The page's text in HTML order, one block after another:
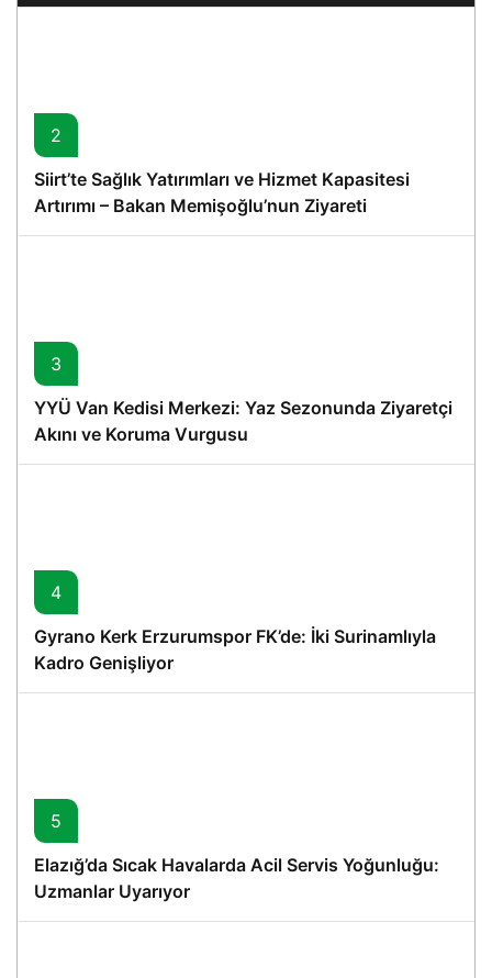
2
Siirt’te Sağlık Yatırımları ve Hizmet Kapasitesi
Artırımı – Bakan Memişoğlu’nun Ziyareti
3
YYÜ Van Kedisi Merkezi: Yaz Sezonunda Ziyaretçi
Akını ve Koruma Vurgusu
4
Gyrano Kerk Erzurumspor FK’de: İki Surinamlıyla
Kadro Genişliyor
5
Elazığ’da Sıcak Havalarda Acil Servis Yoğunluğu:
Uzmanlar Uyarıyor